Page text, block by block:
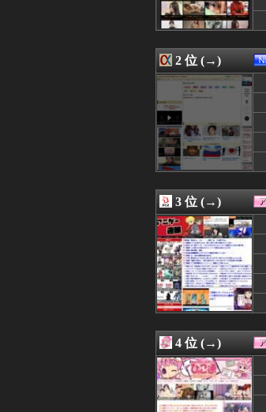
08/08 23:12
08/08 23:12
08/08 23:11
08/08 23:10
08/08 23:10
08/08 23:09
08/08 23:09
08/08 23:09
08/08 23:07
08/08 23:07
08/08 23:07
08/08 23:06
08/08 23:05
08/08 23:05
08/08 23:05
08/08 23:05
08/08 23:05
08/08 23:04
08/08 23:03
08/08 23:03
08/08 23:01
08/08 23:01
08/08 23:01
08/08 23:01
08/08 23:01
08/08 23:01
2 位 (→)
3 位 (→)
4 位 (→)